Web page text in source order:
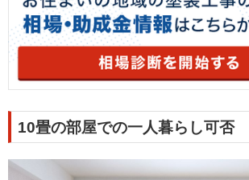
10畳の部屋での一人暮らし可否